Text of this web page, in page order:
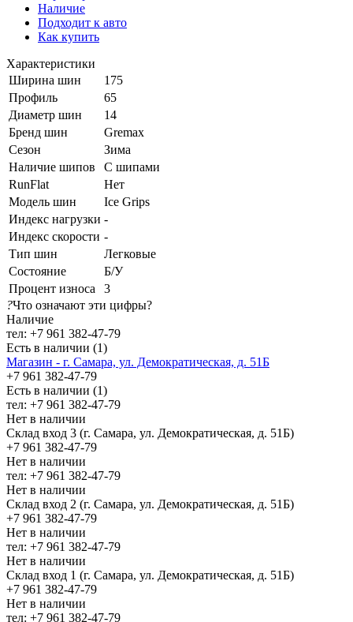
Наличие
Подходит к авто
Как купить
Характеристики
Ширина шин
175
Профиль
65
Диаметр шин
14
Бренд шин
Gremax
Сезон
Зима
Наличие шипов
С шипами
RunFlat
Нет
Модель шин
Ice Grips
Индекс нагрузки -
Индекс скорости -
Тип шин
Легковые
Состояние
Б/У
Процент износа
3
?Что означают эти цифры?
Наличие
тел: +7 961 382-47-79
Есть в наличии (1)
Магазин - г. Самара, ул. Демократическая, д. 51Б
+7 961 382-47-79
Есть в наличии (1)
тел: +7 961 382-47-79
Нет в наличии
Склад вход 3 (г. Самара, ул. Демократическая, д. 51Б)
+7 961 382-47-79
Нет в наличии
тел: +7 961 382-47-79
Нет в наличии
Склад вход 2 (г. Самара, ул. Демократическая, д. 51Б)
+7 961 382-47-79
Нет в наличии
тел: +7 961 382-47-79
Нет в наличии
Склад вход 1 (г. Самара, ул. Демократическая, д. 51Б)
+7 961 382-47-79
Нет в наличии
тел: +7 961 382-47-79